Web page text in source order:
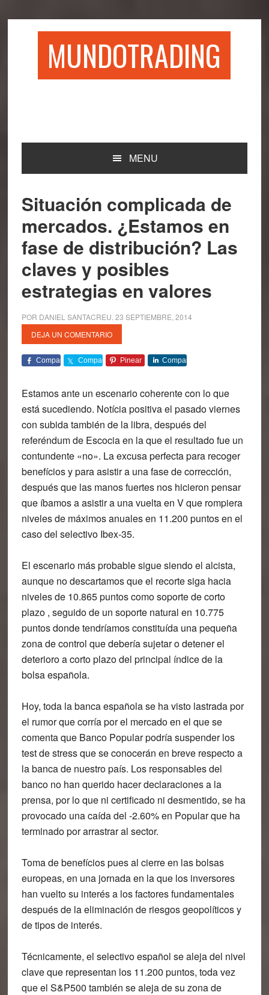
MUNDOTRADING
MENU
Situación complicada de
mercados. ¿Estamos en
fase de distribución? Las
claves y posibles
estrategias en valores
POR DANIEL SANTACREU 23 SEPTIEMBRE, 2014
DEJA UN COMENTARIO
Comparte Comparte Pinear Comparte
Estamos ante un escenario coherente con lo que
está sucediendo. Notícia positiva el pasado viernes
con subida también de la libra, después del
referéndum de Escocia en la que el resultado fue un
contundente «no». La excusa perfecta para recoger
benefícios y para asistir a una fase de corrección,
después que las manos fuertes nos hicieron pensar
que íbamos a asistir a una vuelta en V que rompiera
niveles de máximos anuales en 11.200 puntos en el
caso del selectivo Ibex-35.
El escenario más probable sigue siendo el alcista,
aunque no descartamos que el recorte siga hacia
niveles de 10.865 puntos como soporte de corto
plazo , seguido de un soporte natural en 10.775
puntos donde tendríamos constituída una pequeña
zona de control que debería sujetar o detener el
deterioro a corto plazo del principal índice de la
bolsa española.
Hoy, toda la banca española se ha visto lastrada por
el rumor que corría por el mercado en el que se
comenta que Banco Popular podría suspender los
test de stress que se conocerán en breve respecto a
la banca de nuestro país. Los responsables del
banco no han querido hacer declaraciones a la
prensa, por lo que ni certificado ni desmentido, se ha
provocado una caída del -2.60% en Popular que ha
terminado por arrastrar al sector.
Toma de benefícios pues al cierre en las bolsas
europeas, en una jornada en la que los inversores
han vuelto su interés a los factores fundamentales
después de la eliminación de riesgos geopolíticos y
de tipos de interés.
Técnicamente, el selectivo español se aleja del nivel
clave que representan los 11.200 puntos, toda vez
que el S&P500 también se aleja de su zona de